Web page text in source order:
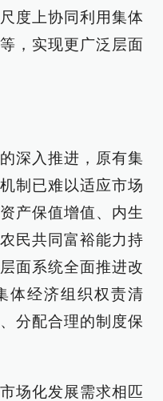
度上协同利用集体
，实现更广泛层面
深入推进，原有集
制已难以适应市场
产保值增值、内生
民共同富裕能力持
面系统全面推进改
体经济组织权责清
分配合理的制度保
场化发展需求相匹